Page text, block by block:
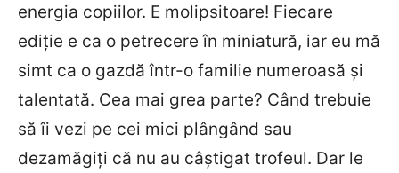
energia copiilor. E molipsitoare! Fiecare
ediție e ca o petrecere în miniatură, iar eu mă
simt ca o gazdă într-o familie numeroasă și
talentată. Cea mai grea parte? Când trebuie
să îi vezi pe cei mici plângând sau
dezamăgiți că nu au câștigat trofeul. Dar le